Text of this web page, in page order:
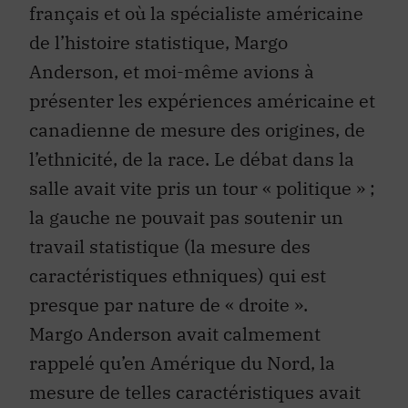
français et où la spécialiste américaine
de l’histoire statistique, Margo
Anderson, et moi-même avions à
présenter les expériences américaine et
canadienne de mesure des origines, de
l’ethnicité, de la race. Le débat dans la
salle avait vite pris un tour « politique » ;
la gauche ne pouvait pas soutenir un
travail statistique (la mesure des
caractéristiques ethniques) qui est
presque par nature de « droite ».
Margo Anderson avait calmement
rappelé qu’en Amérique du Nord, la
mesure de telles caractéristiques avait